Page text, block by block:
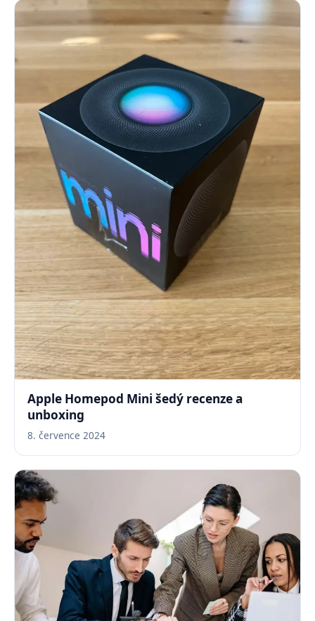
Apple Homepod Mini šedý recenze a
unboxing
8. července 2024